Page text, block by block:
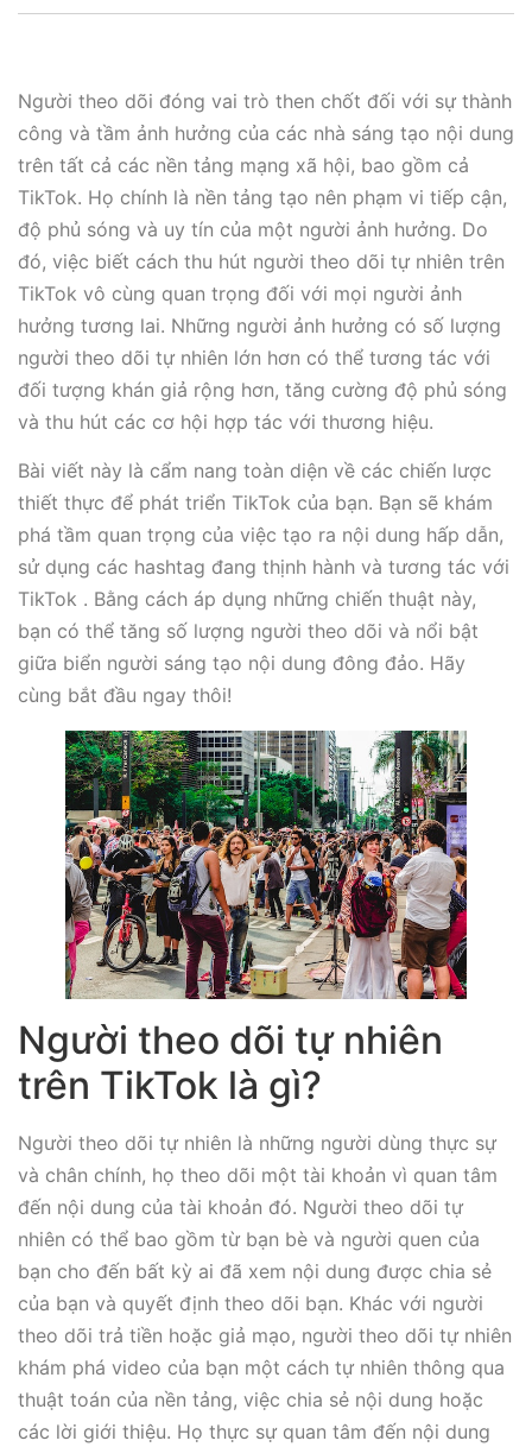
Người theo dõi đóng vai trò then chốt đối với sự thành
công và tầm ảnh hưởng của các nhà sáng tạo nội dung
trên tất cả các nền tảng mạng xã hội, bao gồm cả
TikTok. Họ chính là nền tảng tạo nên phạm vi tiếp cận,
độ phủ sóng và uy tín của một người ảnh hưởng. Do
đó, việc biết cách thu hút người theo dõi tự nhiên trên
TikTok vô cùng quan trọng đối với mọi người ảnh
hưởng tương lai. Những người ảnh hưởng có số lượng
người theo dõi tự nhiên lớn hơn có thể tương tác với
đối tượng khán giả rộng hơn, tăng cường độ phủ sóng
và thu hút các cơ hội hợp tác với thương hiệu.
Bài viết này là cẩm nang toàn diện về các chiến lược
thiết thực để phát triển TikTok của bạn. Bạn sẽ khám
phá tầm quan trọng của việc tạo ra nội dung hấp dẫn,
sử dụng các hashtag đang thịnh hành và tương tác với
TikTok . Bằng cách áp dụng những chiến thuật này,
bạn có thể tăng số lượng người theo dõi và nổi bật
giữa biển người sáng tạo nội dung đông đảo. Hãy
cùng bắt đầu ngay thôi!
Người theo dõi tự nhiên
trên TikTok là gì?
Người theo dõi tự nhiên là những người dùng thực sự
và chân chính, họ theo dõi một tài khoản vì quan tâm
đến nội dung của tài khoản đó. Người theo dõi tự
nhiên có thể bao gồm từ bạn bè và người quen của
bạn cho đến bất kỳ ai đã xem nội dung được chia sẻ
của bạn và quyết định theo dõi bạn. Khác với người
theo dõi trả tiền hoặc giả mạo, người theo dõi tự nhiên
khám phá video của bạn một cách tự nhiên thông qua
thuật toán của nền tảng, việc chia sẻ nội dung hoặc
các lời giới thiệu. Họ thực sự quan tâm đến nội dung